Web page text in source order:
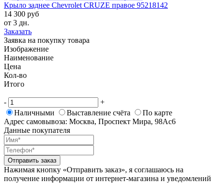
Крыло заднее Chevrolet CRUZE правое 95218142
14 300 руб
от 3 дн.
Заказать
Заявка на покупку товара
Изображение
Наименование
Цена
Кол-во
Итого
-
+
Наличными
Выставление счёта
По карте
Адрес самовывоза: Москва, Проспект Мира, 98Ас6
Данные покупателя
Отправить заказ
Нажимая кнопку «Отправить заказ», я соглашаюсь на
получение информации от интернет-магазина и уведомлений